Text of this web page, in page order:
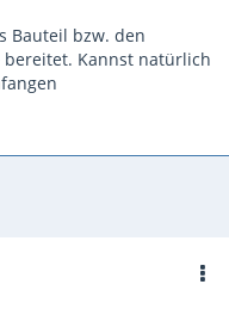
Bauteil bzw. den
Kannst natürlich